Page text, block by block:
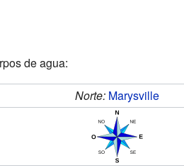
de agua:
Norte: Marysville